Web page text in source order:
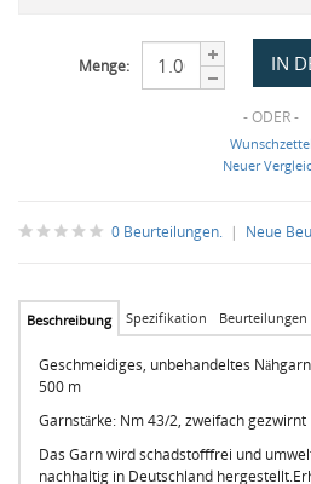
Menge:
- ODER -
Wunschzettel
Neuer
0 Beurteilungen. | Neue
Beschreibung Spezifikation Beurteilungen
Geschmeidiges, unbehandeltes
500 m
Garnstärke: Nm 43/2, zweifach gezwirnt
Das Garn wird schadstofffrei und
nachhaltig in Deutschland